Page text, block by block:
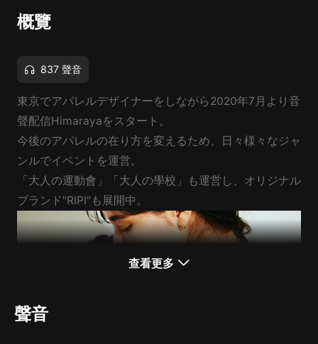
概覽
837 聲音
東京でアパレルデザイナーをしながら2020年7月より音
聲配信Himarayaをスタート。
今後のアパレルの在り方を変えるため、日々様々なジャ
ンルでイベントを運営。
「大人の運動會」「大人の學校」も運営し、オリジナル
ブランド"RIPI"も展開中。
查看更多
聲音